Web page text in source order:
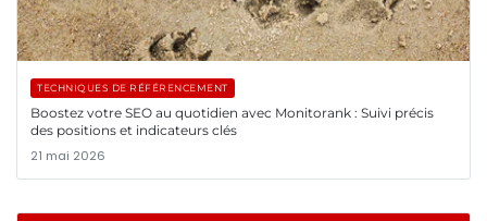
TECHNIQUES DE RÉFÉRENCEMENT
Boostez votre SEO au quotidien avec Monitorank : Suivi précis
des positions et indicateurs clés
21 mai 2026